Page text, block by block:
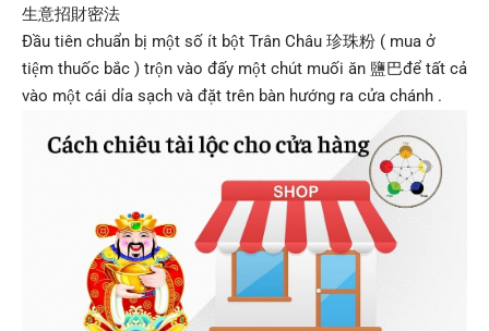
生意招財密法
Đầu tiên chuẩn bị một số ít bột Trân Châu 珍珠粉 ( mua ở
tiệm thuốc bắc ) trộn vào đấy một chút muối ăn 鹽巴để tất cả
vào một cái dỉa sạch và đặt trên bàn hướng ra cửa chánh .